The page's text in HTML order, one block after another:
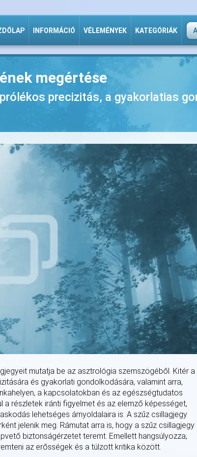
INFORMÁCIÓ VÉLEMÉNYEK KATEGÓRIÁK
megértése
precizitás, a gyakorlatias
mutatja be az asztrológia szemszögéből. Kitér a
és gyakorlati gondolkodására, valamint arra,
a kapcsolatokban és az egészségtudatos
a részletek iránti figyelmet és az elemző képességet,
lehetséges árnyoldalaira is. A szűz csillagjegy
jelenik meg. Rámutat arra is, hogy a szűz csillagjegy
biztonságérzetet teremt. Emellett hangsúlyozza,
az erősségek és a túlzott kritika között.